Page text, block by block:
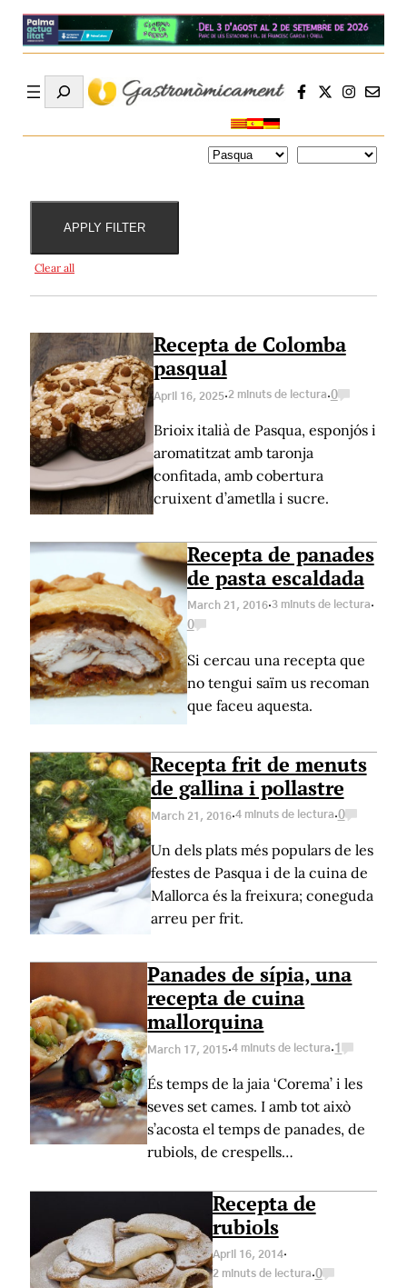
Search
Dificultats
Ingredients
temátiques
Temps de
APPLY FILTER
Clear all
Recepta de Colomba
pasqual
April 16, 2025·2 minuts de lectura·0
Brioix italià de Pasqua, esponjós i
aromatitzat amb taronja
confitada, amb cobertura
cruixent d’ametlla i sucre.
Recepta de panades
de pasta escaldada
March 21, 2016·3 minuts de lectura·
0
Si cercau una recepta que
no tengui saïm us recoman
que faceu aquesta.
Recepta frit de menuts
de gallina i pollastre
March 21, 2016·4 minuts de lectura·0
Un dels plats més populars de les
festes de Pasqua i de la cuina de
Mallorca és la freixura; coneguda
arreu per frit.
Panades de sípia, una
recepta de cuina
mallorquina
March 17, 2015·4 minuts de lectura·1
És temps de la jaia ‘Corema’ i les
seves set cames. I amb tot això
s’acosta el temps de panades, de
rubiols, de crespells…
Recepta de
rubiols
April 16, 2014·
2 minuts de lectura·0